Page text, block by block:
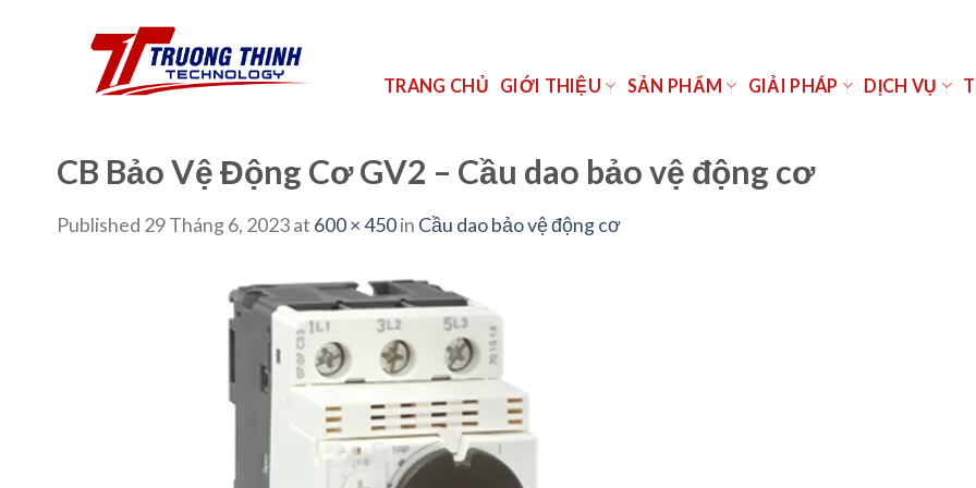
TRANG CHỦ GIỚI THIỆU SẢN PHẨM GIẢI PHÁP DỊCH VỤ
CB Bảo Vệ Động Cơ GV2 – Cầu dao bảo vệ động cơ
Published 29 Tháng 6, 2023at 600 × 450in Cầu dao bảo vệ động cơ